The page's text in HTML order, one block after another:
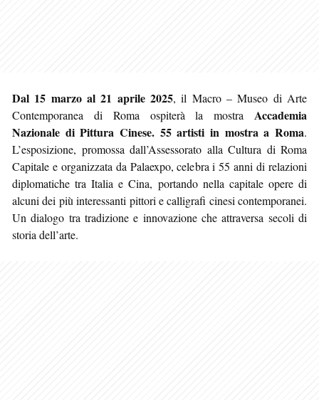
Dal 15 marzo al 21 aprile 2025, il Macro – Museo di Arte
Contemporanea di Roma ospiterà la mostra Accademia
Nazionale di Pittura Cinese. 55 artisti in mostra a Roma.
L’esposizione, promossa dall’Assessorato alla Cultura di Roma
Capitale e organizzata da Palaexpo, celebra i 55 anni di relazioni
diplomatiche tra Italia e Cina, portando nella capitale opere di
alcuni dei più interessanti pittori e calligrafi cinesi contemporanei.
Un dialogo tra tradizione e innovazione che attraversa secoli di
storia dell’arte.